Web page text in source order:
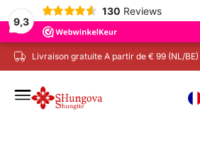
9,3
130 Reviews
Livraison gratuite A partir de € 99 (NL/BE)